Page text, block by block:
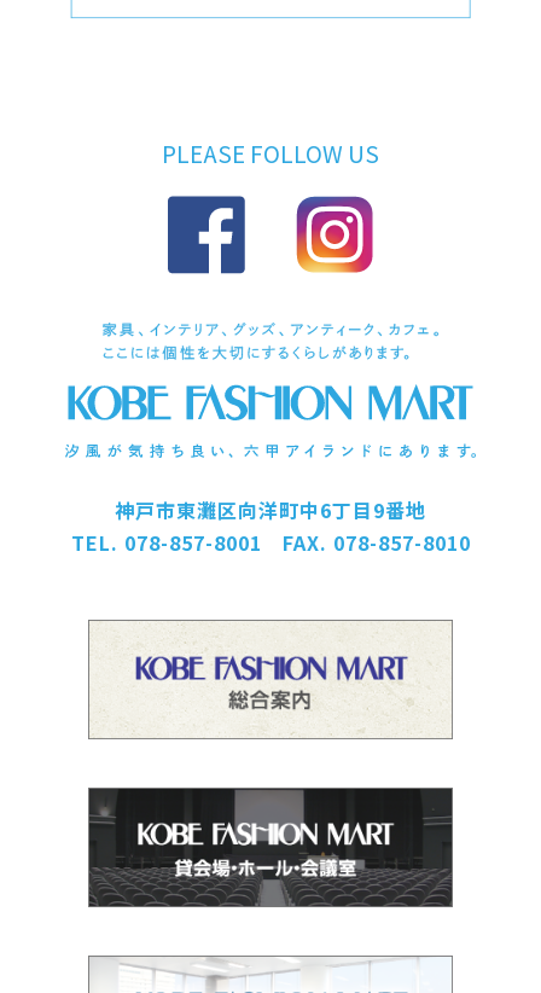
PLEASE FOLLOW US
神戸市東灘区向洋町中6丁目9番地
TEL. 078-857-8001 FAX. 078-857-8010